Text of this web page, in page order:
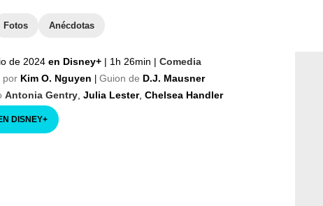
Fotos Anécdotas
de 2024 en Disney+ | 1h 26min | Comedia
por Kim O. Nguyen Guion de D.J. Mausner
Antonia Gentry Julia Lester, Chelsea Handler
DISNEY+